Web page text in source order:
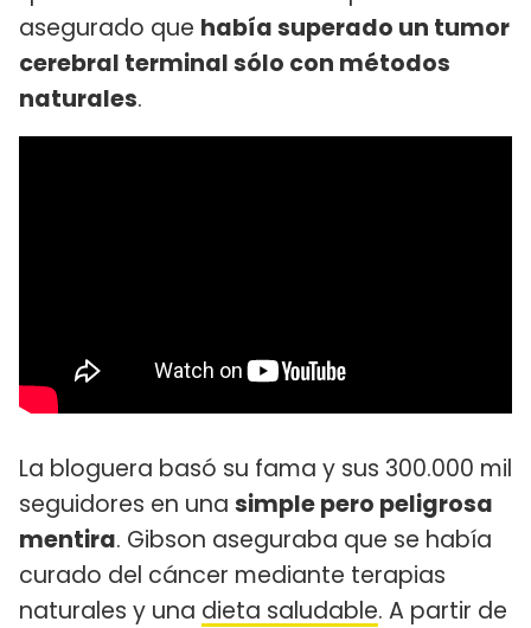
asegurado que había superado un tumor
cerebral terminal sólo con métodos
naturales.
La bloguera basó su fama y sus 300.000 mil
seguidores en una simple pero peligrosa
mentira. Gibson aseguraba que se había
curado del cáncer mediante terapias
naturales y una dieta saludable. A partir de